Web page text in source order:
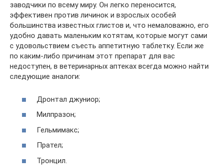
заводчики по всему миру. Он легко переносится,
эффективен против личинок и взрослых особей
большинства известных глистов и, что немаловажно, его
удобно давать маленьким котятам, которые могут сами
с удовольствием съесть аппетитную таблетку. Если же
по каким-либо причинам этот препарат для вас
недоступен, в ветеринарных аптеках всегда можно найти
следующие аналоги:
Дронтал джуниор;
Милпразон;
Гельмимакс;
Прател;
Тронцил.